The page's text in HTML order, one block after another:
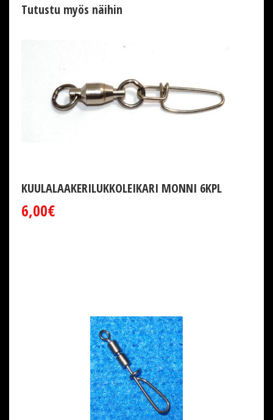
Tutustu myös näihin
KUULALAAKERILUKKOLEIKARI MONNI 6KPL
6,00€